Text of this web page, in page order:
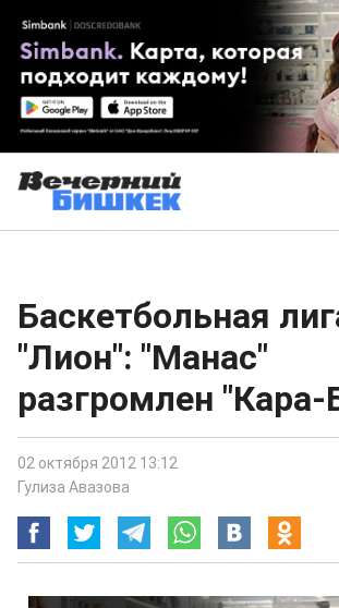
Баскетбольная
"Лион": "Манас"
разгромлен "Кара-
02 октября 2012 13:12
Гулиза Авазова